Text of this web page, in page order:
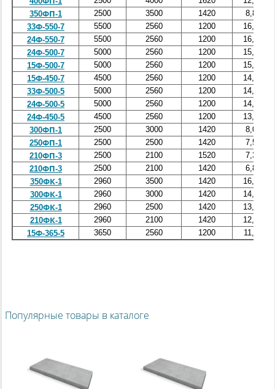
350ФП-1
2500 3500 1420
8,8
33Ф-550-7
5500 2560 1200
16,3
24Ф-550-7
5500 2560 1200
16,3
24Ф-500-7
5000 2560 1200
15,3
15Ф-500-7
5000 2560 1200
15,3
15Ф-450-7
4500 2560 1200
14,3
33Ф-500-5
5000 2560 1200
14,3
24Ф-500-5
5000 2560 1200
14,3
24Ф-450-5
4500 2560 1200
13,3
300ФП-1
2500 3000 1420
8,0
250ФП-1
2500 2500 1420
7,5
210ФП-3
2500 2100 1520
7,3
210ФП-3
2500 2100 1420
6,8
350ФК-1
2960 3500 1420
16,0
300ФК-1
2960 3000 1420
14,5
250ФК-1
2960 2500 1420
13,8
210ФК-1
2960 2100 1420
12,6
15Ф-365-5
3650 2560 1200 11,8
Популярные товары в каталоге